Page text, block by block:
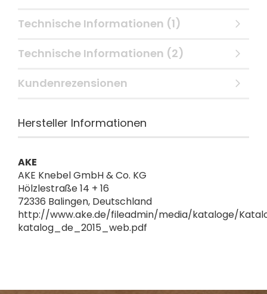
Technische Informationen (1)
Technische Informationen (2)
Kundenrezensionen
Hersteller Informationen
AKE
AKE Knebel GmbH & Co. KG
Hölzlestraße 14 + 16
72336 Balingen, Deutschland
http://www.ake.de/fileadmin/media/kataloge/
katalog_de_2015_web.pdf